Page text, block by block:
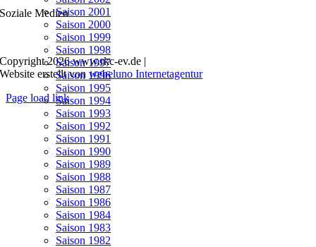
Saison 2001
Saison 2000
Saison 1999
Saison 1998
Saison 1997
Saison 1996
Saison 1995
Saison 1994
Saison 1993
Saison 1992
Saison 1991
Saison 1990
Saison 1989
Saison 1988
Saison 1987
Saison 1986
Saison 1984
Saison 1983
Saison 1982
Soziale Medien
Copyright2026 www.rkc-ev.de |
Website erstellt vonwebeluno Internetagentur
Page load link